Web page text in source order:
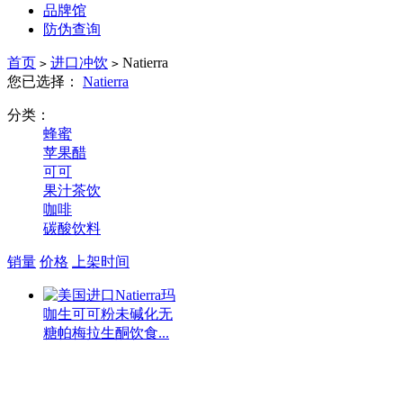
品牌馆
防伪查询
首页 > 进口冲饮 > Natierra
您已选择：
Natierra
分类：
蜂蜜
苹果醋
可可
果汁茶饮
咖啡
碳酸饮料
销量 价格 上架时间